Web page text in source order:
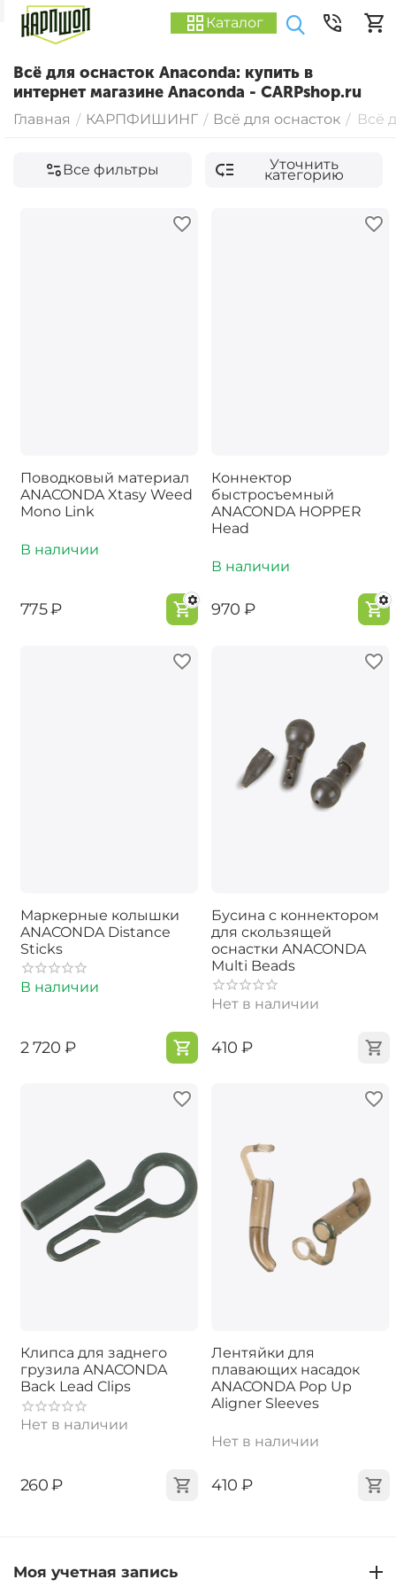
Каталог
Всё для оснасток Anaconda: купить в
интернет магазине Anaconda - CARPshop.ru
Главная / КАРПФИШИНГ / Всё для оснасток / Всё
Все фильтры Уточнить
категорию
Поводковый материал
ANACONDA Xtasy Weed
Mono Link
В наличии
‍775‍₽
Коннектор
быстросъемный
ANACONDA HOPPER
Head
В наличии
‍970‍ ₽
Маркерные колышки
ANACONDA Distance
Sticks
В наличии
‍2 720‍ ₽
Бусина с коннектором
для скользящей
оснастки ANACONDA
Multi Beads
Нет в наличии
‍410‍ ₽
Клипса для заднего
грузила ANACONDA
Back Lead Clips
Нет в наличии
‍260‍ ₽
Лентяйки для
плавающих насадок
ANACONDA Pop Up
Aligner Sleeves
Нет в наличии
‍410‍ ₽
Моя учетная запись